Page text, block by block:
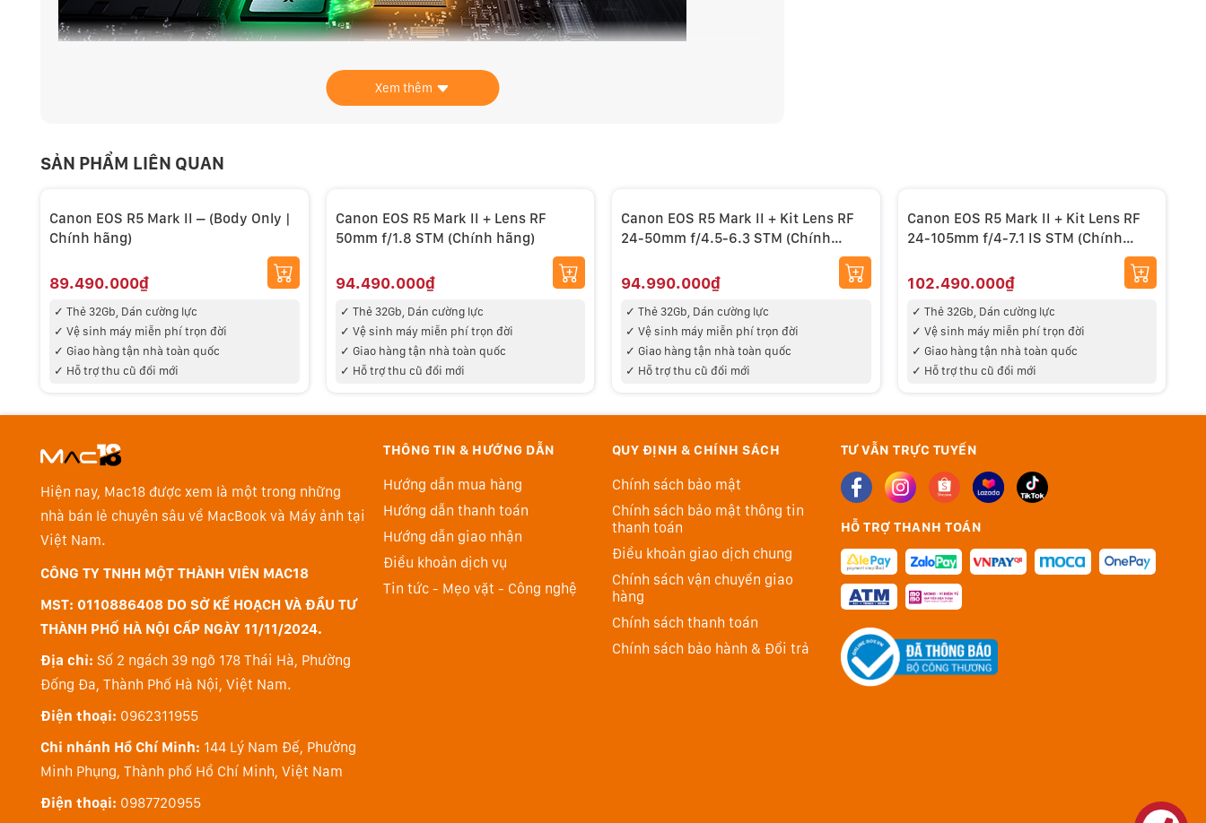
Canon R5 II với tốc độ xử lý được cải thiện mang lại lợi ích cho khả năng lấy nét tự động vốn đã mạnh mẽ của
trong EOS R3.
- Các phân tích cấp cao của bộ xử lý giúp khóa đối tượng mong muốn khi các đối tượng tương tự giao nhau
- Đầu, mắt, phần thân trên và các cấu trúc khớp đều được theo dõi, cũng như những người không phải chủ
thể chính và quả bóng
- Cài đặt menu Action Priority cho ảnh tĩnh xác định các sự kiện, hành động và vị trí bóng cụ thể của môn thể
thao dành cho bóng đá, bóng rổ và bóng chuyền
- Tính năng Register People Priority cho phép phát hiện và theo dõi một người cụ thể một cách liên tục bằng
cách đăng ký trước khuôn mặt của họ, phù hợp với chụp sự kiện, buổi biểu diễn, có thể đăng ký và ưu tiên tối
đa 10 đối tượng
Xem thêm
SẢN PHẨM LIÊN QUAN
Canon EOS R5 Mark II – (Body Only |
Chính hãng)
89.490.000₫
✓ Thẻ 32Gb, Dán cường lực
✓ Vệ sinh máy miễn phí trọn đời
✓ Giao hàng tận nhà toàn quốc
✓ Hỗ trợ thu cũ đổi mới
Canon EOS R5 Mark II + Lens RF
50mm f/1.8 STM (Chính hãng)
94.490.000₫
✓ Thẻ 32Gb, Dán cường lực
✓ Vệ sinh máy miễn phí trọn đời
✓ Giao hàng tận nhà toàn quốc
✓ Hỗ trợ thu cũ đổi mới
Canon EOS R5 Mark II + Kit Lens RF
24-50mm f/4.5-6.3 STM (Chính
94.990.000₫
✓ Thẻ 32Gb, Dán cường lực
✓ Vệ sinh máy miễn phí trọn đời
✓ Giao hàng tận nhà toàn quốc
✓ Hỗ trợ thu cũ đổi mới
Canon EOS R5 Mark II + Kit Lens RF
24-105mm f/4-7.1 IS STM (Chính
102.490.000₫
✓ Thẻ 32Gb, Dán cường lực
✓ Vệ sinh máy miễn phí trọn đời
✓ Giao hàng tận nhà toàn quốc
✓ Hỗ trợ thu cũ đổi mới
Hiện nay, Mac18 được xem là một trong những
nhà bán lẻ chuyên sâu về MacBook và Máy ảnh tại
Việt Nam.
CÔNG TY TNHH MỘT THÀNH VIÊN MAC18
MST: 0110886408 DO SỞ KẾ HOẠCH VÀ ĐẦU TƯ
THÀNH PHỐ HÀ NỘI CẤP NGÀY 11/11/2024.
Địa chỉ: Số 2 ngách 39 ngõ 178 Thái Hà, Phường
Đống Đa, Thành Phố Hà Nội, Việt Nam.
Điện thoại: 0962311955
Chi nhánh Hồ Chí Minh: 144 Lý Nam Đế, Phường
Minh Phụng, Thành phố Hồ Chí Minh, Việt Nam
Điện thoại: 0987720955
THÔNG TIN & HƯỚNG DẪN
Hướng dẫn mua hàng
Hướng dẫn thanh toán
Hướng dẫn giao nhận
Điều khoản dịch vụ
Tin tức - Mẹo vặt - Công nghệ
QUY ĐỊNH & CHÍNH SÁCH
Chính sách bảo mật
Chính sách bảo mật thông tin
thanh toán
Điều khoản giao dịch chung
Chính sách vận chuyển giao
hàng
Chính sách thanh toán
Chính sách bảo hành & Đổi trả
TƯ VẪN TRỰC TUYẾN
HỖ TRỢ THANH TOÁN